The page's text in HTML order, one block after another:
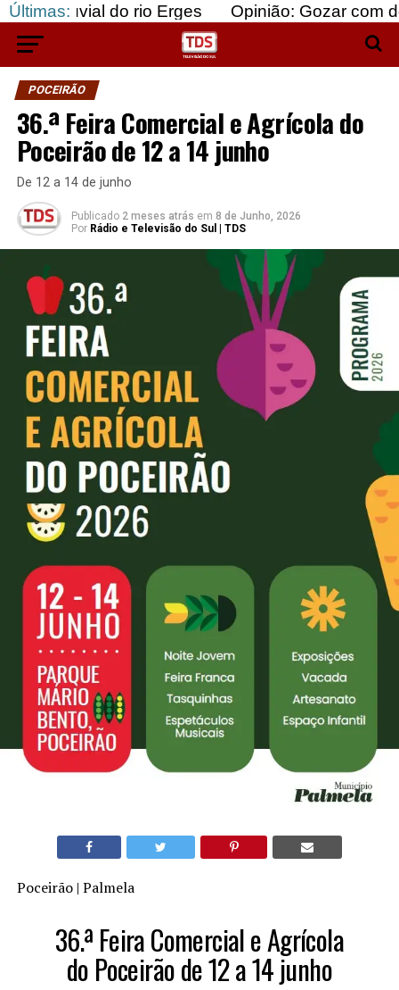
Últimas:
do rio Erges Opinião: Gozar com doentes e
POCEIRÃO
36.ª Feira Comercial e Agrícola do
Poceirão de 12 a 14 junho
De 12 a 14 de junho
Publicado 2 meses atrás em 8 de Junho, 2026
Por Rádio e Televisão do Sul | TDS
Poceirão | Palmela
36.ª Feira Comercial e Agrícola
do Poceirão de 12 a 14 junho